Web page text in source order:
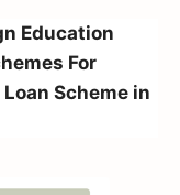
Education
For
Loan Scheme in